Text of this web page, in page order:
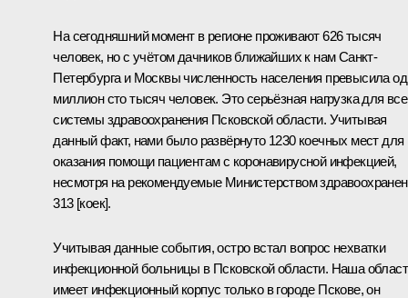
На сегодняшний момент в регионе проживают 626 тысяч
человек, но с учётом дачников ближайших к нам Санкт-
Петербурга и Москвы численность населения превысила
миллион сто тысяч человек. Это серьёзная нагрузка для
системы здравоохранения Псковской области. Учитывая
данный факт, нами было развёрнуто 1230 коечных мест для
оказания помощи пациентам с коронавирусной инфекцией,
несмотря на рекомендуемые Министерством
313 [коек].
Учитывая данные события, остро встал вопрос нехватки
инфекционной больницы в Псковской области. Наша
имеет инфекционный корпус только в городе Пскове, он